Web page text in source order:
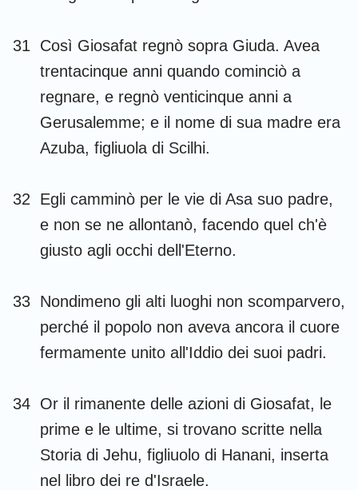
31
Così Giosafat regnò sopra Giuda. Avea
trentacinque anni quando cominciò a
regnare, e regnò venticinque anni a
Gerusalemme; e il nome di sua madre era
Azuba, figliuola di Scilhi.
32
Egli camminò per le vie di Asa suo padre,
e non se ne allontanò, facendo quel ch'è
giusto agli occhi dell'Eterno.
33 Nondimeno gli alti luoghi non scomparvero,
perché il popolo non aveva ancora il cuore
fermamente unito all'Iddio dei suoi padri.
34 Or il rimanente delle azioni di Giosafat, le
prime e le ultime, si trovano scritte nella
Storia di Jehu, figliuolo di Hanani, inserta
nel libro dei re d'Israele.